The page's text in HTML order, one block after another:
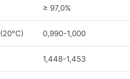
≥ 97,0%
0,990-1,000
1,448-1,453